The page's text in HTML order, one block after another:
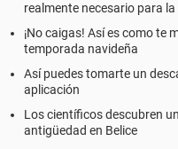
realmente necesario para la
¡No caigas! Así es como te
temporada navideña
Así puedes tomarte un
aplicación
Los científicos descubren
antigüedad en Belice